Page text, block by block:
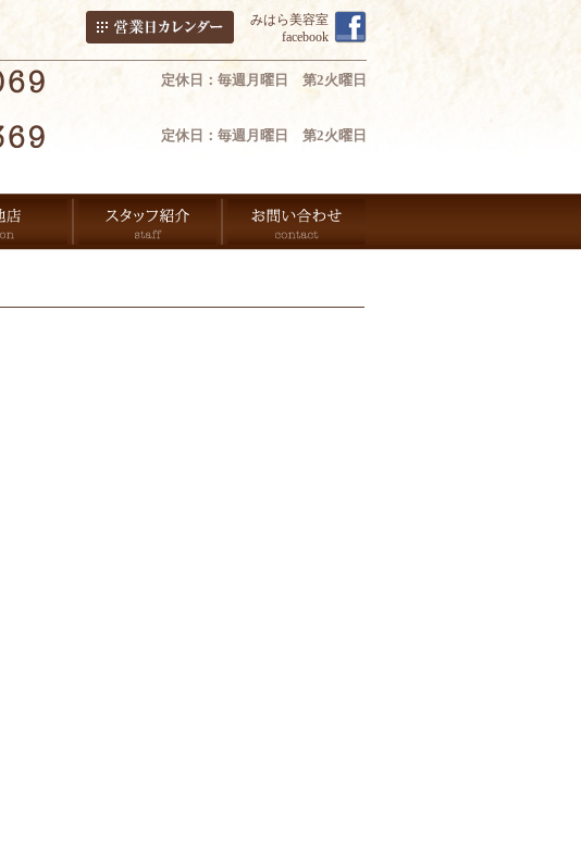
みはら美容室
facebook
定休日：毎週月曜日 第2火曜日
定休日：毎週月曜日 第2火曜日